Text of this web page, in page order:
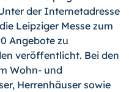
der Internetadresse
Leipziger Messe zum
Angebote zu
veröffentlicht. Bei den
Wohn- und
Herrenhäuser sowie